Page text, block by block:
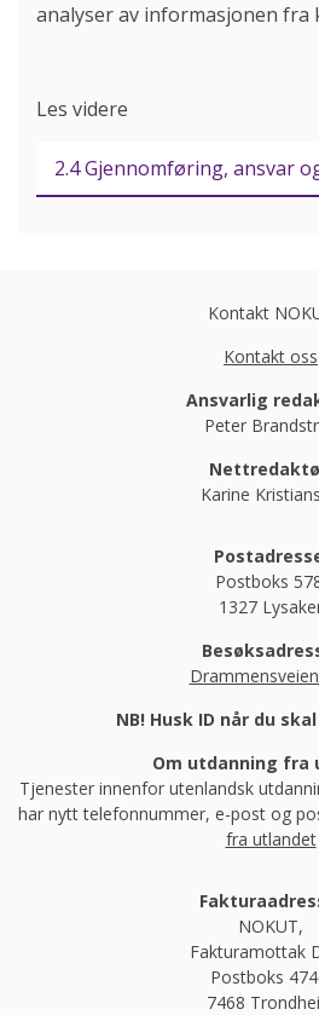
analyser av informasjonen fra
Les videre
2.4 Gjennomføring, ansvar
Kontakt
Kontakt oss
Ansvarlig
Peter
Karine
Postboks
1327
NB! Husk ID når du
Om utdanning fra
Tjenester innenfor utenlandsk
har nytt telefonnummer, e-post og
fra utlandet
NOKUT,
Fakturamottak
Postboks
7468